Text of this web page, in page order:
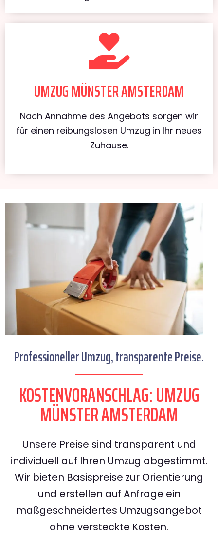
UMZUG MÜNSTER AMSTERDAM
Nach Annahme des Angebots sorgen wir
für einen reibungslosen Umzug in Ihr neues
Zuhause.
Professioneller Umzug, transparente Preise.
KOSTENVORANSCHLAG: UMZUG
MÜNSTER AMSTERDAM
Unsere Preise sind transparent und
individuell auf Ihren Umzug abgestimmt.
Wir bieten Basispreise zur Orientierung
und erstellen auf Anfrage ein
maßgeschneidertes Umzugsangebot
ohne versteckte Kosten.